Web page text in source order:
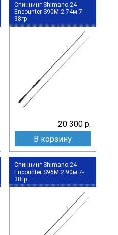
Спиннинг Shimano 24
Encounter S90M 2.74м 7-
38гр
20 300 р.
В корзину
Спиннинг Shimano 24
Encounter S96M 2.90м 7-
38гр